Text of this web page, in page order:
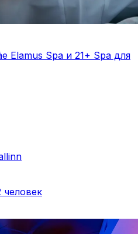
Elamus Spa и 21+ Spa для
человек